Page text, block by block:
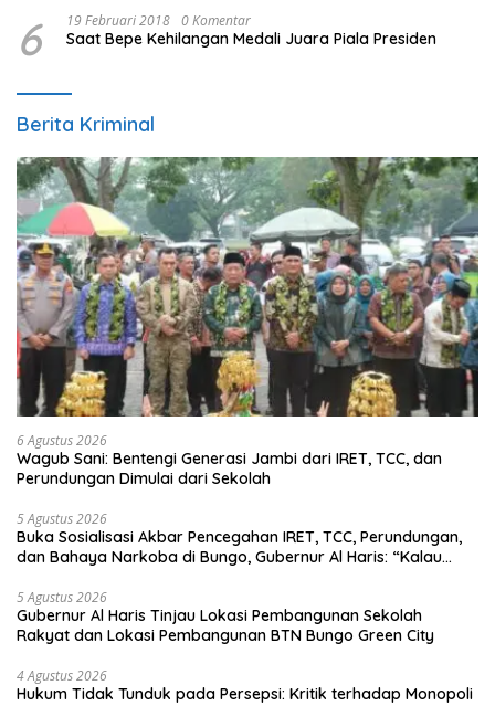
6 19 Februari 2018 0 Komentar
Saat Bepe Kehilangan Medali Juara Piala Presiden
Berita Kriminal
6 Agustus 2026
Wagub Sani: Bentengi Generasi Jambi dari IRET, TCC, dan
Perundungan Dimulai dari Sekolah
5 Agustus 2026
Buka Sosialisasi Akbar Pencegahan IRET, TCC, Perundungan,
dan Bahaya Narkoba di Bungo, Gubernur Al Haris: “Kalau
tangan”
5 Agustus 2026
Gubernur Al Haris Tinjau Lokasi Pembangunan Sekolah
Rakyat dan Lokasi Pembangunan BTN Bungo Green City
4 Agustus 2026
Hukum Tidak Tunduk pada Persepsi: Kritik terhadap Monopoli